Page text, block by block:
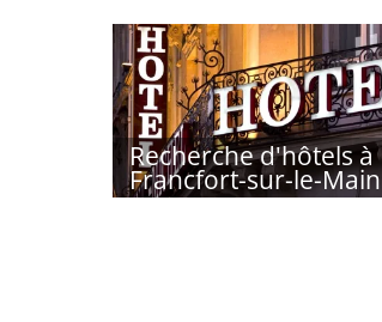
Recherche d'hôtels à
Francfort-sur-le-Main